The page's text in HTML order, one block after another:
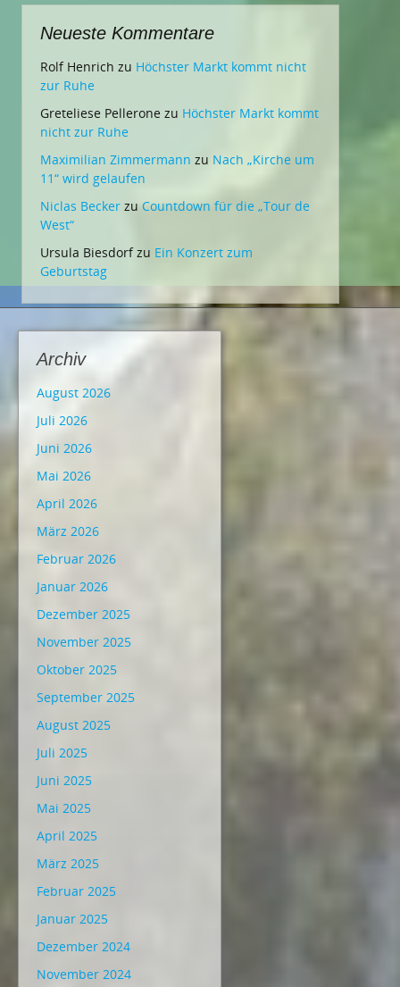
Neueste Kommentare
Rolf Henrich zu Höchster Markt kommt nicht
zur Ruhe
Greteliese Pellerone zu Höchster Markt kommt
nicht zur Ruhe
Maximilian Zimmermann zu Nach „Kirche um
11“ wird gelaufen
Niclas Becker zu Countdown für die „Tour de
West“
Ursula Biesdorfzu Ein Konzert zum
Geburtstag
Archiv
August 2026
Juli 2026
Juni 2026
Mai 2026
April 2026
März 2026
Februar 2026
Januar 2026
Dezember 2025
November 2025
Oktober 2025
September 2025
August 2025
Juli 2025
Juni 2025
Mai 2025
April 2025
März 2025
Februar 2025
Januar 2025
Dezember 2024
November 2024